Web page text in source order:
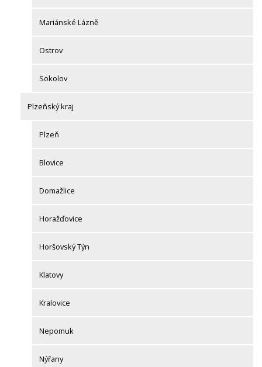
Mariánské Lázně
Ostrov
Sokolov
Plzeňský kraj
Plzeň
Blovice
Domažlice
Horažďovice
Horšovský Týn
Klatovy
Kralovice
Nepomuk
Nýřany